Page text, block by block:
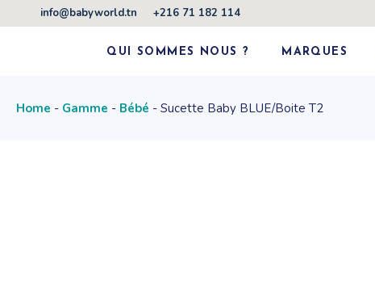
the
info@babyworld.tn +216 71 182 114
QUI SOMMES NOUS ? MARQUES
Home Gamme Bébé Sucette Baby BLUE/Boite T2